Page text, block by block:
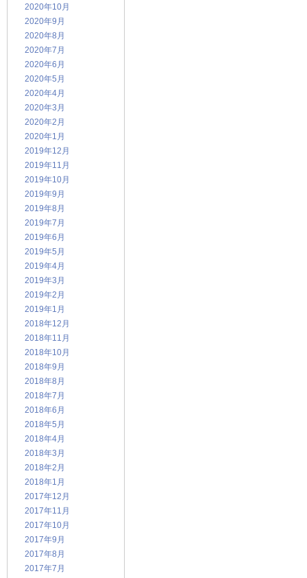
2020年10月
2020年9月
2020年8月
2020年7月
2020年6月
2020年5月
2020年4月
2020年3月
2020年2月
2020年1月
2019年12月
2019年11月
2019年10月
2019年9月
2019年8月
2019年7月
2019年6月
2019年5月
2019年4月
2019年3月
2019年2月
2019年1月
2018年12月
2018年11月
2018年10月
2018年9月
2018年8月
2018年7月
2018年6月
2018年5月
2018年4月
2018年3月
2018年2月
2018年1月
2017年12月
2017年11月
2017年10月
2017年9月
2017年8月
2017年7月